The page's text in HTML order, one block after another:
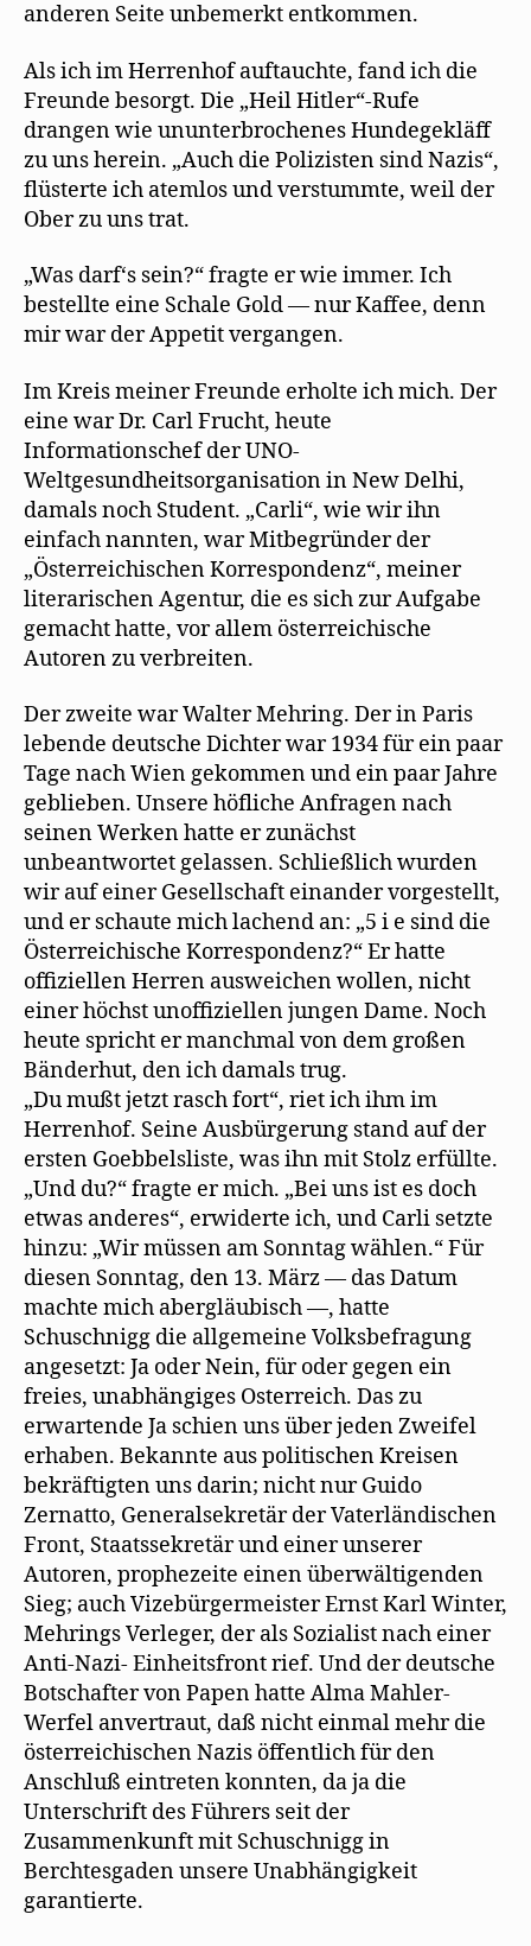
anderen Seite unbemerkt entkommen.
Als ich im Herrenhof auftauchte, fand ich die
Freunde besorgt. Die „Heil Hitler“-Rufe
drangen wie ununterbrochenes Hundegekläff
zu uns herein. „Auch die Polizisten sind Nazis“,
flüsterte ich atemlos und verstummte, weil der
Ober zu uns trat.
„Was darf‘s sein?“ fragte er wie immer. Ich
bestellte eine Schale Gold — nur Kaffee, denn
mir war der Appetit vergangen.
Im Kreis meiner Freunde erholte ich mich. Der
eine war Dr. Carl Frucht, heute
Informationschef der UNO-
Weltgesundheitsorganisation in New Delhi,
damals noch Student. „Carli“, wie wir ihn
einfach nannten, war Mitbegründer der
„Österreichischen Korrespondenz“, meiner
literarischen Agentur, die es sich zur Aufgabe
gemacht hatte, vor allem österreichische
Autoren zu verbreiten.
Der zweite war Walter Mehring. Der in Paris
lebende deutsche Dichter war 1934 für ein paar
Tage nach Wien gekommen und ein paar Jahre
geblieben. Unsere höfliche Anfragen nach
seinen Werken hatte er zunächst
unbeantwortet gelassen. Schließlich wurden
wir auf einer Gesellschaft einander vorgestellt,
und er schaute mich lachend an: „5 i e sind die
Österreichische Korrespondenz?“ Er hatte
offiziellen Herren ausweichen wollen, nicht
einer höchst unoffiziellen jungen Dame. Noch
heute spricht er manchmal von dem großen
Bänderhut, den ich damals trug.
„Du mußt jetzt rasch fort“, riet ich ihm im
Herrenhof. Seine Ausbürgerung stand auf der
ersten Goebbelsliste, was ihn mit Stolz erfüllte.
„Und du?“ fragte er mich. „Bei uns ist es doch
etwas anderes“, erwiderte ich, und Carli setzte
hinzu: „Wir müssen am Sonntag wählen.“ Für
diesen Sonntag, den 13. März — das Datum
machte mich abergläubisch —‚ hatte
Schuschnigg die allgemeine Volksbefragung
angesetzt: Ja oder Nein, für oder gegen ein
freies, unabhängiges Osterreich. Das zu
erwartende Ja schien uns über jeden Zweifel
erhaben. Bekannte aus politischen Kreisen
bekräftigten uns darin; nicht nur Guido
Zernatto, Generalsekretär der Vaterländischen
Front, Staatssekretär und einer unserer
Autoren, prophezeite einen überwältigenden
Sieg; auch Vizebürgermeister Ernst Karl Winter,
Mehrings Verleger, der als Sozialist nach einer
Anti-Nazi- Einheitsfront rief. Und der deutsche
Botschafter von Papen hatte Alma Mahler-
Werfel anvertraut, daß nicht einmal mehr die
österreichischen Nazis öffentlich für den
Anschluß eintreten konnten, da ja die
Unterschrift des Führers seit der
Zusammenkunft mit Schuschnigg in
Berchtesgaden unsere Unabhängigkeit
garantierte.